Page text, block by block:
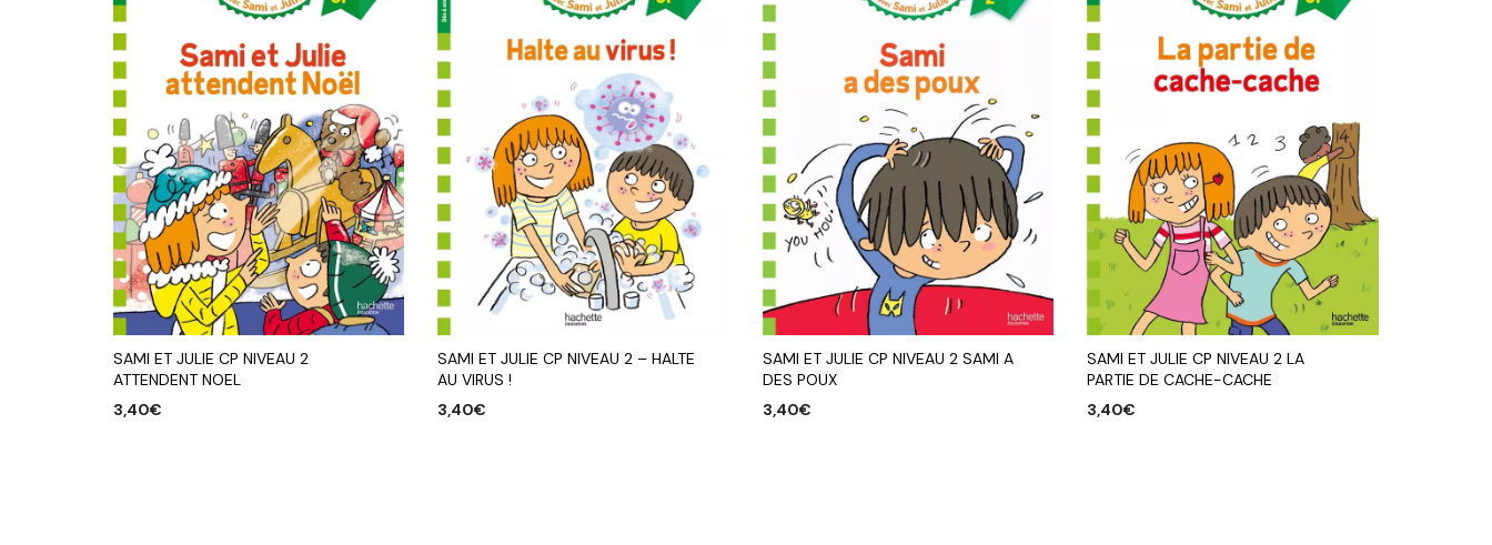
SAMI ET JULIE CP NIVEAU 2
ATTENDENT NOEL
3,40€
SAMI ET JULIE CP NIVEAU 2 – HALTE
AU VIRUS !
3,40€
SAMI ET JULIE CP NIVEAU 2 SAMI A
DES POUX
3,40€
SAMI ET JULIE CP NIVEAU 2 LA
PARTIE DE CACHE-CACHE
3,40€